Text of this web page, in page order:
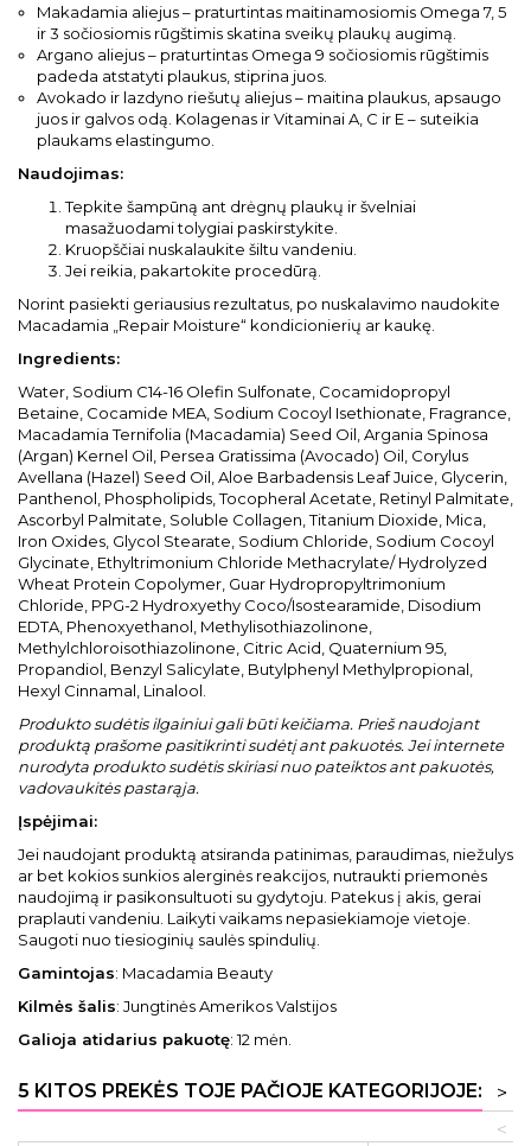
Makadamia aliejus – praturtintas maitinamosiomis Omega 7, 5
ir 3 sočiosiomis rūgštimis skatina sveikų plaukų augimą.
Argano aliejus – praturtintas Omega 9 sočiosiomis rūgštimis
padeda atstatyti plaukus, stiprina juos.
Avokado ir lazdyno riešutų aliejus – maitina plaukus, apsaugo
juos ir galvos odą. Kolagenas ir Vitaminai A, C ir E – suteikia
plaukams elastingumo.
Naudojimas:
Tepkite šampūną ant drėgnų plaukų ir švelniai
masažuodami tolygiai paskirstykite.
Kruopščiai nuskalaukite šiltu vandeniu.
Jei reikia, pakartokite procedūrą.
Norint pasiekti geriausius rezultatus, po nuskalavimo naudokite
Macadamia „Repair Moisture“ kondicionierių ar kaukę.
Ingredients:
Water, Sodium C14-16 Olefin Sulfonate, Cocamidopropyl
Betaine, Cocamide MEA, Sodium Cocoyl Isethionate, Fragrance,
Macadamia Ternifolia (Macadamia) Seed Oil, Argania Spinosa
(Argan) Kernel Oil, Persea Gratissima (Avocado) Oil, Corylus
Avellana (Hazel) Seed Oil, Aloe Barbadensis Leaf Juice, Glycerin,
Panthenol, Phospholipids, Tocopheral Acetate, Retinyl Palmitate,
Ascorbyl Palmitate, Soluble Collagen, Titanium Dioxide, Mica,
Iron Oxides, Glycol Stearate, Sodium Chloride, Sodium Cocoyl
Glycinate, Ethyltrimonium Chloride Methacrylate/ Hydrolyzed
Wheat Protein Copolymer, Guar Hydropropyltrimonium
Chloride, PPG-2 Hydroxyethy Coco/Isostearamide, Disodium
EDTA, Phenoxyethanol, Methylisothiazolinone,
Methylchloroisothiazolinone, Citric Acid, Quaternium 95,
Propandiol, Benzyl Salicylate, Butylphenyl Methylpropional,
Hexyl Cinnamal, Linalool.
Produkto sudėtis ilgainiui gali būti keičiama. Prieš naudojant
produktą prašome pasitikrinti sudėtį ant pakuotės. Jei internete
nurodyta produkto sudėtis skiriasi nuo pateiktos ant pakuotės,
vadovaukitės pastarąja.
Įspėjimai:
Jei naudojant produktą atsiranda patinimas, paraudimas, niežulys
ar bet kokios sunkios alerginės reakcijos, nutraukti priemonės
naudojimą ir pasikonsultuoti su gydytoju. Patekus į akis, gerai
praplauti vandeniu. Laikyti vaikams nepasiekiamoje vietoje.
Saugoti nuo tiesioginių saulės spindulių.
Gamintojas: Macadamia Beauty
Kilmės šalis: Jungtinės Amerikos Valstijos
Galioja atidarius pakuotę: 12 mėn.
5 KITOS PREKĖS TOJE PAČIOJE KATEGORIJOJE:
>
<